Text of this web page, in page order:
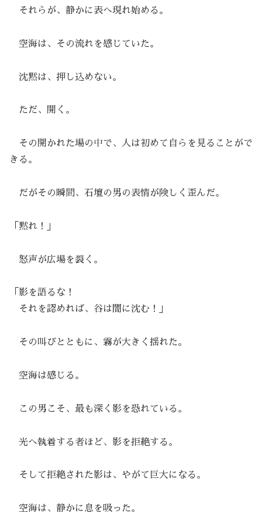
それらが、静かに表へ現れ始める。
空海は、その流れを感じていた。
沈黙は、押し込めない。
ただ、開く。
その開かれた場の中で、人は初めて自らを見ることがで
きる。
だがその瞬間、石壇の男の表情が険しく歪んだ。
「黙れ！」
怒声が広場を裂く。
「影を語るな！
それを認めれば、谷は闇に沈む！」
その叫びとともに、霧が大きく揺れた。
空海は感じる。
この男こそ、最も深く影を恐れている。
光へ執着する者ほど、影を拒絶する。
そして拒絶された影は、やがて巨大になる。
空海は、静かに息を吸った。